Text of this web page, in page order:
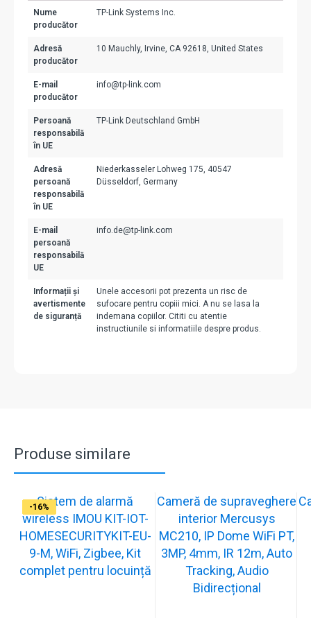
Nume
producător
TP-Link Systems Inc.
Adresă
producător
10 Mauchly, Irvine, CA 92618, United States
E-mail
producător
info@tp-link.com
Persoană
responsabilă
în UE
TP-Link Deutschland GmbH
Adresă
persoană
responsabilă
în UE
Niederkasseler Lohweg 175, 40547
Düsseldorf, Germany
E-mail
persoană
responsabilă
UE
info.de@tp-link.com
Informații și
avertismente
de siguranță
Unele accesorii pot prezenta un risc de
sufocare pentru copiii mici. A nu se lasa la
indemana copiilor. Cititi cu atentie
instructiunile si informatiile despre produs.
Produse similare
-31%
Sistem de alarmă
wireless IMOU KIT-IOT-
HOMESECURITYKIT-EU-
9-M, WiFi, Zigbee, Kit
complet pentru locuință
-19%
Cameră de supraveghere
interior Mercusys
MC210, IP Dome WiFi PT,
3MP, 4mm, IR 12m, Auto
Tracking, Audio
Bidirecțional
-21%
-13%
-15%
-20%
-12%
-13%
-16%